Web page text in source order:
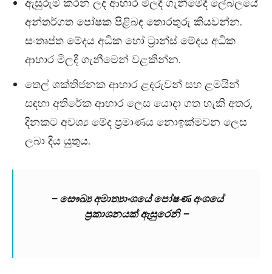
අන්තර්ගත පෝෂක පිළිබඳ තොරතුරු කියවන්න.
සංතෘප්ත මේදය අධික හෝ ට්‍රාන්ස් මේදය අධික
ආහාර මිලදී ගැනීමෙන් වළකින්න.
තෙල් ශක්තිජනක ආහාර ළදරුවන් සහ ළමයින්
සඳහා අතිරේක ආහාර ලෙස යොදා ගත හැකි අතර,
දිනකට අවශ්‍ය මේද ප්‍රමාණය නොඉක්මවන ලෙස
ලබා දිය යුතුය.
– සෞඛ්‍ය අමාත්‍යාංශයේ පෝෂණ අංශයේ
ප්‍රකාශනයක් ඇසුරෙනි –